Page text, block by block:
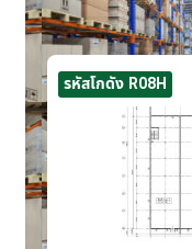
รหัสโกดัง R08H